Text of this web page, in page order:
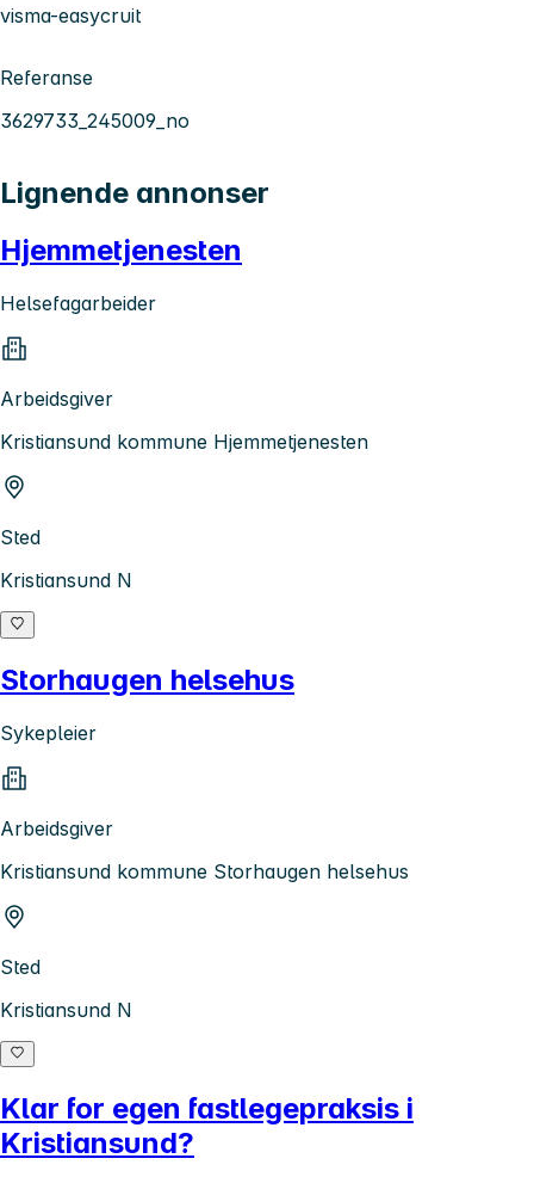
visma-easycruit
Referanse
3629733_245009_no
Lignende annonser
Hjemmetjenesten
Helsefagarbeider
Arbeidsgiver
Kristiansund kommune Hjemmetjenesten
Sted
Kristiansund N
Storhaugen helsehus
Sykepleier
Arbeidsgiver
Kristiansund kommune Storhaugen helsehus
Sted
Kristiansund N
Klar for egen fastlegepraksis i
Kristiansund?